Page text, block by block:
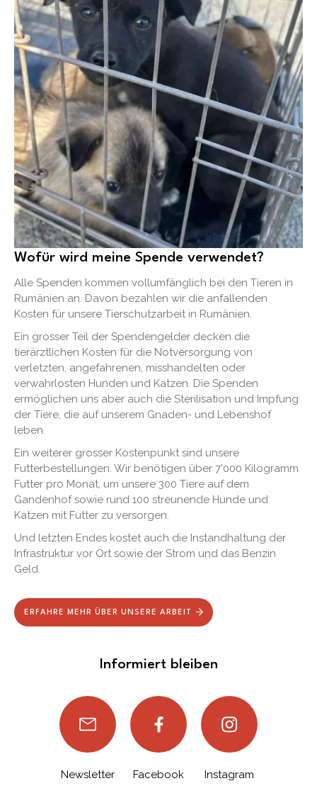
Wofür wird meine Spende verwendet?
Alle Spenden kommen vollumfänglich bei den Tieren in
Rumänien an. Davon bezahlen wir die anfallenden
Kosten für unsere Tierschutzarbeit in Rumänien.
Ein grosser Teil der Spendengelder decken die
tierärztlichen Kosten für die Notversorgung von
verletzten, angefahrenen, misshandelten oder
verwahrlosten Hunden und Katzen. Die Spenden
ermöglichen uns aber auch die Sterilisation und Impfung
der Tiere, die auf unserem Gnaden- und Lebenshof
leben.
Ein weiterer grosser Kostenpunkt sind unsere
Futterbestellungen. Wir benötigen über 7'000 Kilogramm
Futter pro Monat, um unsere 300 Tiere auf dem
Gandenhof sowie rund 100 streunende Hunde und
Katzen mit Futter zu versorgen.
Und letzten Endes kostet auch die Instandhaltung der
Infrastruktur vor Ort sowie der Strom und das Benzin
Geld.
ERFAHRE MEHR ÜBER UNSERE ARBEIT
Informiert bleiben
Newsletter Facebook Instagram